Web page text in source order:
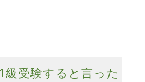
級受験すると言った